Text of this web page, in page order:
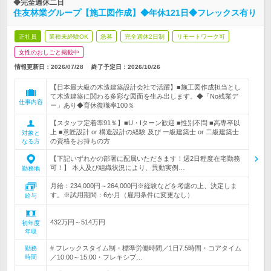
◆完全週休二日
住友林業グループ【施工図作成】◆年休121日◆フレックス有り
正社員 業種未経験OK 急募 完全週休2日制 リモートワーク可
女性のおしごと掲載中
情報更新日：2026/07/28 終了予定日： 2026/10/26
仕事内容
【日本最大級の木造建築設計会社で活躍】■施工図作成担当とし
て木造建築に関わる多彩な図面を生み出します。◆「No残業デ
ー」あり◆育休復職率100％
対象と
なる方
【スタッフ定着率91％】■U・Iターン歓迎 ■性別不問 ■高専卒以
上 ■意匠設計 or 構造設計の経験 及び 一級建築士 or 二級建築士
の資格をお持ちの方
勤務地
【下記いずれかの部署に配属いただきます！週2日程度在宅勤務
可！】 本人及び組織状況により、異動実例…
給与
月給：234,000円～264,000円※経験などを考慮の上、決定しま
す。※試用期間：6か月（雇用条件に変更なし）
初年度
年収
432万円～514万円
勤務
時間
# フレックスタイム制・標準労働時間／1日7.5時間・コアタイム
／10:00～15:00・フレキシブ…